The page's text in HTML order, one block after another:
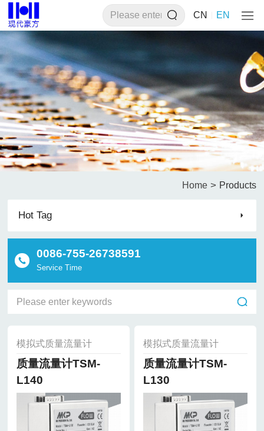
CN EN
Home > Products
Hot Tag
0086-755-26738591
Service Time
模拟式质量流量计
质量流量计TSM-
L140
模拟式质量流量计
质量流量计TSM-
L130